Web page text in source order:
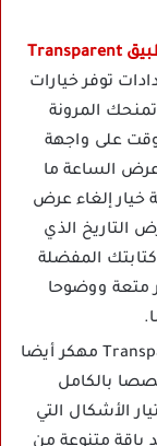
تحميل تطبيق Transparent
توفر خيارات
المرونة
على واجهة
الساعة ما
مع إتاحة خيار إلغاء عرض
التاريخ الذي
المفضلة
متعة ووضوحا
يضم Transparent Weather مهكر أيضا
بالكامل
الأشكال التي